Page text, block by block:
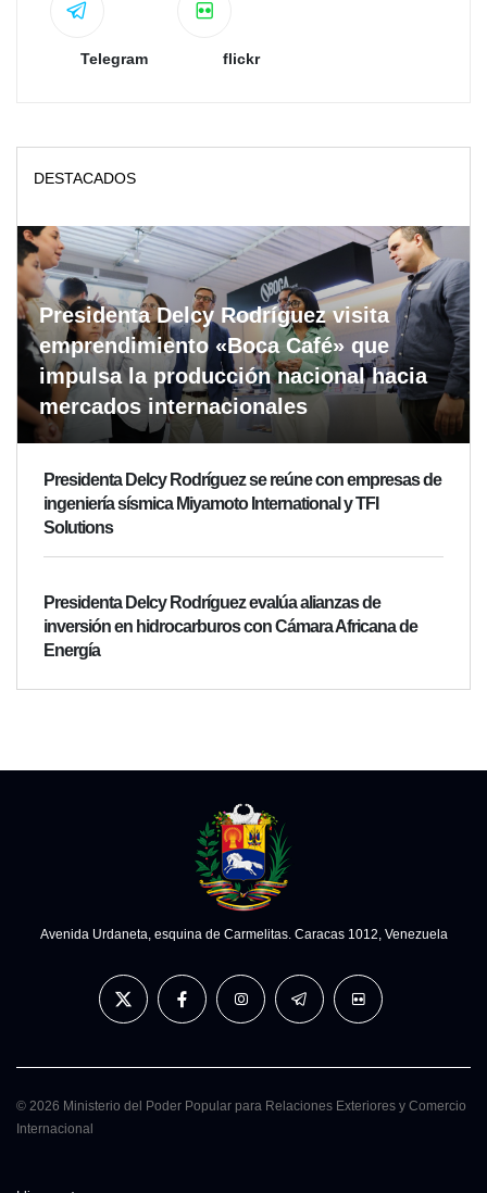
Telegram flickr
DESTACADOS
Presidenta Delcy Rodríguez visita
emprendimiento «Boca Café» que
impulsa la producción nacional hacia
mercados internacionales
Presidenta Delcy Rodríguez se reúne con empresas de
ingeniería sísmica Miyamoto International y TFI
Solutions
Presidenta Delcy Rodríguez evalúa alianzas de
inversión en hidrocarburos con Cámara Africana de
Energía
Avenida Urdaneta, esquina de Carmelitas. Caracas 1012, Venezuela
© 2026 Ministerio del Poder Popular para Relaciones Exteriores y Comercio
Internacional